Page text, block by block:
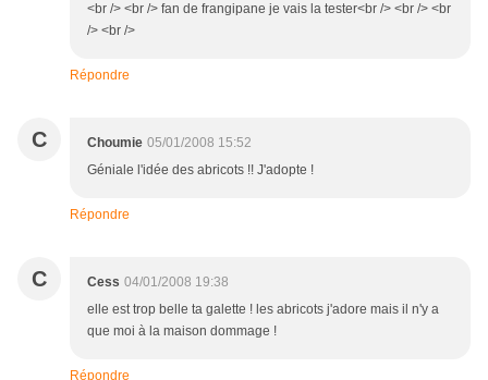
<br /> <br /> fan de frangipane je vais la tester<br /> <br /> <br
/> <br />
Répondre
C Choumie 05/01/2008 15:52
Géniale l'idée des abricots !! J'adopte !
Répondre
C Cess 04/01/2008 19:38
elle est trop belle ta galette ! les abricots j'adore mais il n'y a
que moi à la maison dommage !
Répondre